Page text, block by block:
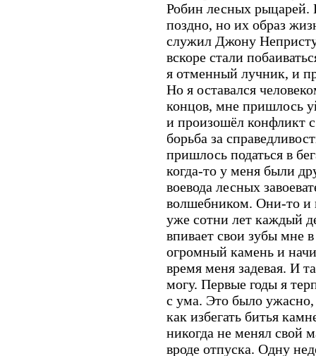
Робин лесных рыцарей.
поздно, но их образ
служил Джону
вскоре стали
я отменный лучник, и
Но я оставался
концов, мне пришлось
и произошёл конфликт
борьба за
пришлось податься в
когда-то у меня были
воевода лесных
волшебником. Они-то и
уже сотни лет каждый
впивает свои зубы мне
огромный камень и
время меня задевая. И
могу. Первые годы я
с ума. Это было
как избегать битья
никогда не менял свой
вроде отпуска. Одну